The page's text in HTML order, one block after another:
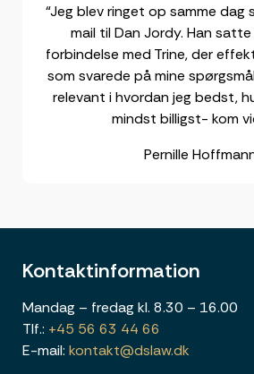
“Jeg blev ringet op samme dag
mail til Dan Jordy. Han
forbindelse med Trine, der
som svarede på mine
relevant i hvordan jeg bedst,
mindst billigst- kom
Pernille
Kontaktinformation
Mandag – fredag kl. 8.30 – 16.00
Tlf.: +45 56 63 44 66
E-mail: kontakt@dslaw.dk